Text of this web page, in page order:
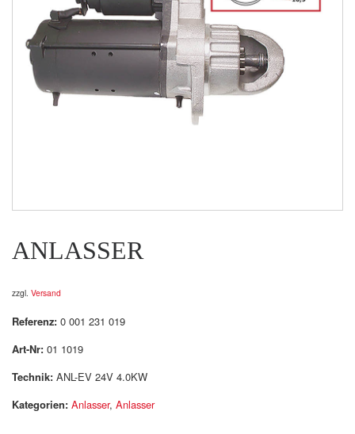
ANLASSER
zzgl. Versand
Referenz: 0 001 231 019
Art-Nr: 01 1019
Technik: ANL-EV 24V 4.0KW
Kategorien: Anlasser, Anlasser